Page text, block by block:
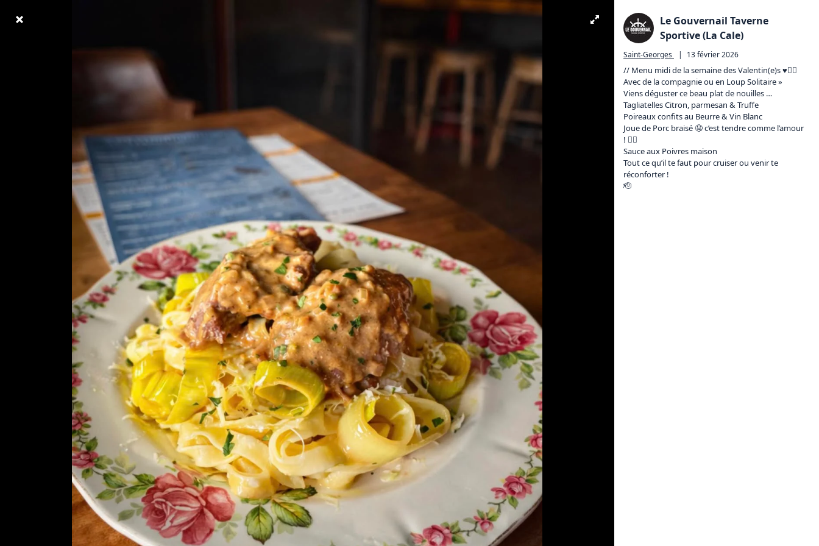
Le Gouvernail Taverne
Sportive (La Cale)
Saint-Georges | 13 février 2026
// Menu midi de la semaine des Valentin(e)s ♥️🏴‍☠️
Avec de la compagnie ou en Loup Solitaire »
Viens déguster ce beau plat de nouilles …
Tagliatelles Citron, parmesan & Truffe
Poireaux confits au Beurre & Vin Blanc
Joue de Porc braisé 🤤 c’est tendre comme l’amour
! ❤️‍🔥
Sauce aux Poivres maison
Tout ce qu’il te faut pour cruiser ou venir te
réconforter !
🫡